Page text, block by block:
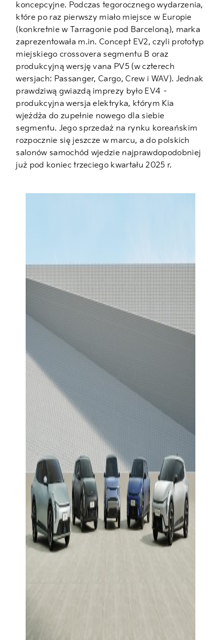
koncepcyjne. Podczas tegorocznego wydarzenia,
które po raz pierwszy miało miejsce w Europie
(konkretnie w Tarragonie pod Barceloną), marka
zaprezentowała m.in. Concept EV2, czyli prototyp
miejskiego crossovera segmentu B oraz
produkcyjną wersję vana PV5 (w czterech
wersjach: Passanger, Cargo, Crew i WAV). Jednak
prawdziwą gwiazdą imprezy było EV4 –
produkcyjna wersja elektryka, którym Kia
wjeżdża do zupełnie nowego dla siebie
segmentu. Jego sprzedaż na rynku koreańskim
rozpocznie się jeszcze w marcu, a do polskich
salonów samochód wjedzie najprawdopodobniej
już pod koniec trzeciego kwartału 2025 r.